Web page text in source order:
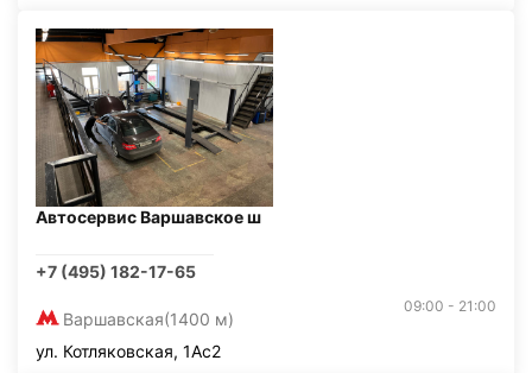
Автосервис Варшавское ш
+7 (495) 182-17-65
Варшавская(1400 м)
09:00 - 21:00
ул. Котляковская, 1Ас2